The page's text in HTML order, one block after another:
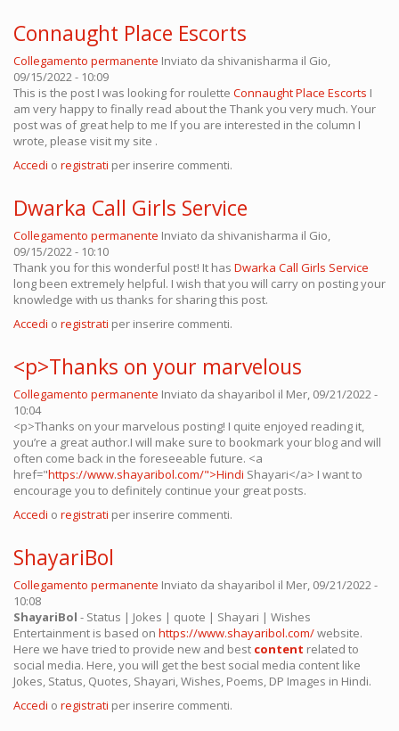
Connaught Place Escorts
Collegamento permanente Inviato da shivanisharma il Gio,
09/15/2022 - 10:09
This is the post I was looking for roulette Connaught Place Escorts I
am very happy to finally read about the Thank you very much. Your
post was of great help to me If you are interested in the column I
wrote, please visit my site .
Accedi o registrati per inserire commenti.
Dwarka Call Girls Service
Collegamento permanente Inviato da shivanisharma il Gio,
09/15/2022 - 10:10
Thank you for this wonderful post! It has Dwarka Call Girls Service
long been extremely helpful. I wish that you will carry on posting your
knowledge with us thanks for sharing this post.
Accedi o registrati per inserire commenti.
<p>Thanks on your marvelous
Collegamento permanente Inviato da shayaribol il Mer, 09/21/2022 -
10:04
<p>Thanks on your marvelous posting! I quite enjoyed reading it,
you’re a great author.I will make sure to bookmark your blog and will
often come back in the foreseeable future. <a
href="https://www.shayaribol.com/">Hindi Shayari</a> I want to
encourage you to definitely continue your great posts.
Accedi o registrati per inserire commenti.
ShayariBol
Collegamento permanente Inviato da shayaribol il Mer, 09/21/2022 -
10:08
ShayariBol - Status | Jokes | quote | Shayari | Wishes
Entertainment is based on https://www.shayaribol.com/website.
Here we have tried to provide new and best content related to
social media. Here, you will get the best social media content like
Jokes, Status, Quotes, Shayari, Wishes, Poems, DP Images in Hindi.
Accedi o registrati per inserire commenti.